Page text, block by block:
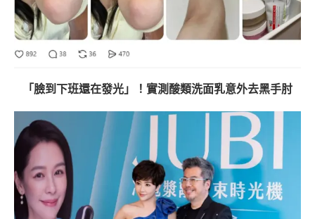
「臉到下班還在發光」！實測酸類洗面乳意外去黑手肘